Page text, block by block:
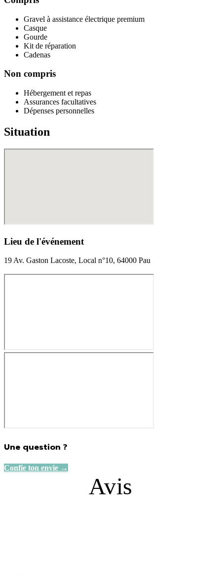
Gravel à assistance électrique premium
Casque
Gourde
Kit de réparation
Cadenas
Non compris
Hébergement et repas
Assurances facultatives
Dépenses personnelles
Situation
Lieu de l'événement
19 Av. Gaston Lacoste, Local n°10, 64000 Pau
Une question ?
Confie ton envie →
Avis